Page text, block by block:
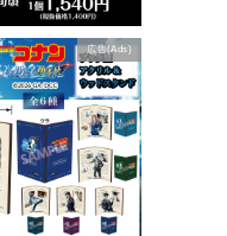
広告(Ads)